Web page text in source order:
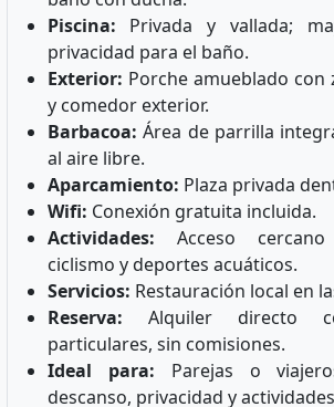
Piscina: Privada y vallada;
privacidad para el baño.
Exterior: Porche amueblado con
y comedor exterior.
Barbacoa: Área de parrilla
al aire libre.
Aparcamiento: Plaza privada
Wifi: Conexión gratuita incluida.
Actividades: Acceso
ciclismo y deportes acuáticos.
Servicios: Restauración local en
Reserva: Alquiler directo
particulares, sin comisiones.
Ideal para: Parejas o
descanso, privacidad y